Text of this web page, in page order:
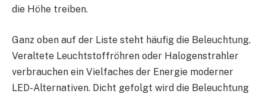
die Höhe treiben.
Ganz oben auf der Liste steht häufig die Beleuchtung.
Veraltete Leuchtstoffröhren oder Halogenstrahler
verbrauchen ein Vielfaches der Energie moderner
LED-Alternativen. Dicht gefolgt wird die Beleuchtung